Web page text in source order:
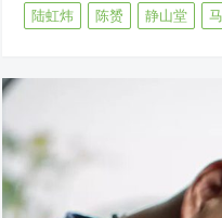
陆虹炜
陈赟 静山堂